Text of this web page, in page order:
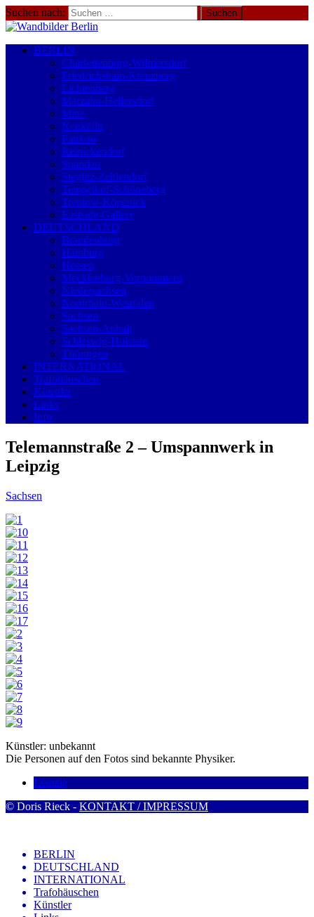
Suchen nach:
BERLIN
Charlottenburg-Wilmersdorf
Friedrichshain-Kreuzberg
Lichtenberg
Marzahn-Hellersdorf
Mitte
Neukölln
Pankow
Reinickendorf
Spandau
Steglitz-Zehlendorf
Tempelhof-Schöneberg
Treptow-Köpenick
Eastside-Gallery
DEUTSCHLAND
Brandenburg
Hamburg
Hessen
Mecklenburg-Vorpommern
Niedersachsen
Nordrhein-Westfalen
Sachsen
Sachsen-Anhalt
Schleswig-Holstein
Thüringen
INTERNATIONAL
Trafohäuschen
Künstler
Links
Info
Telemannstraße 2 – Umspannwerk in
Leipzig
Sachsen
Künstler: unbekannt
Die Personen auf den Fotos sind bekannte Physiker.
Leipzig
© Doris Rieck - KONTAKT / IMPRESSUM
BERLIN
DEUTSCHLAND
INTERNATIONAL
Trafohäuschen
Künstler